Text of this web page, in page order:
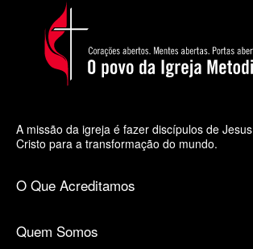
A missão da igreja é fazer discípulos de Jesus
Cristo para a transformação do mundo.
O Que Acreditamos
Quem Somos